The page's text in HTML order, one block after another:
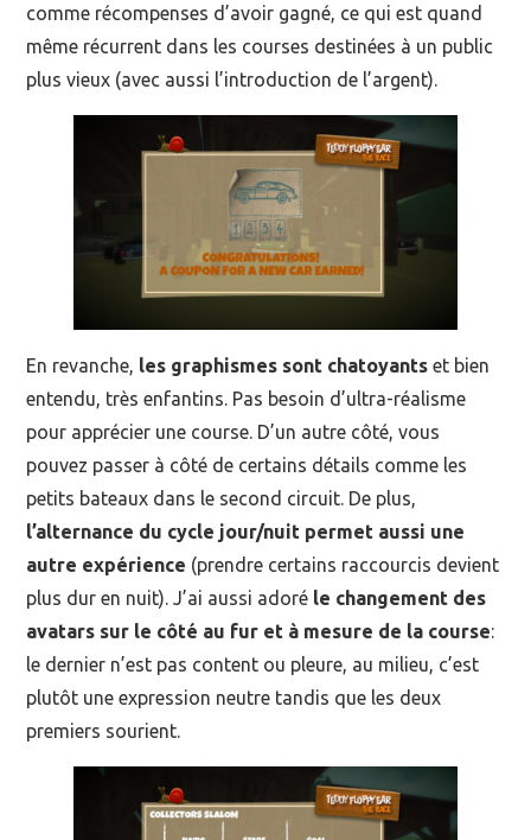
comme récompenses d’avoir gagné, ce qui est quand
même récurrent dans les courses destinées à un public
plus vieux (avec aussi l’introduction de l’argent).
En revanche, les graphismes sont chatoyants et bien
entendu, très enfantins. Pas besoin d’ultra-réalisme
pour apprécier une course. D’un autre côté, vous
pouvez passer à côté de certains détails comme les
petits bateaux dans le second circuit. De plus,
l’alternance du cycle jour/nuit permet aussi une
autre expérience (prendre certains raccourcis devient
plus dur en nuit). J’ai aussi adoré le changement des
avatars sur le côté au fur et à mesure de la course:
le dernier n’est pas content ou pleure, au milieu, c’est
plutôt une expression neutre tandis que les deux
premiers sourient.